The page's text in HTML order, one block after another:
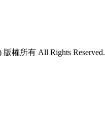
版權所有 All Rights Reserved.